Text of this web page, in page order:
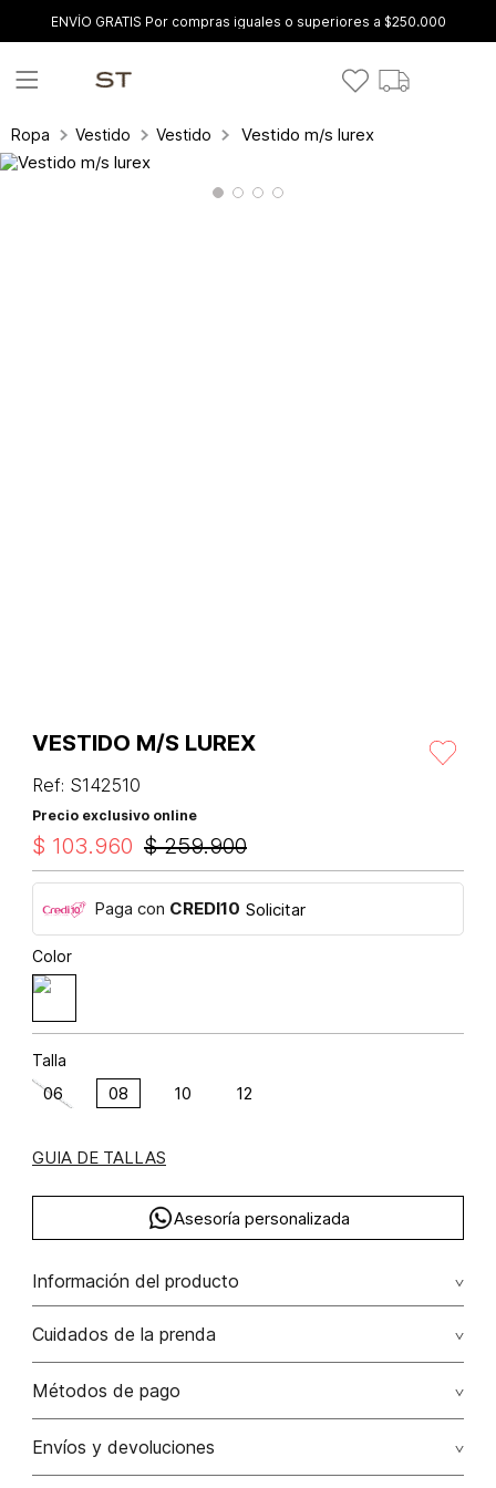
ENVÍO GRATIS Por compras iguales o superiores a $250.000
Ropa Vestidos Vestidos CortosVestido m/s lurex
VESTIDO M/S LUREX
Ref: S142510
Precio exclusivo online
$ 259.900
$ 103.960
Paga con CREDI10 Solicitar
Color
Talla
06 08 10 12
GUIA DE TALLAS
Asesoría personalizada
Información del producto
Composición: VISCOSA 40% POLIAMIDA 30% POLIÉSTER 30%
Cuidados de la prenda
Lavado profesional en seco. evite el roce de la prenda
No lavar
Métodos de pago
Tarjetas de crédito: Visa, Dinners, Master Card y American
Envíos y devoluciones